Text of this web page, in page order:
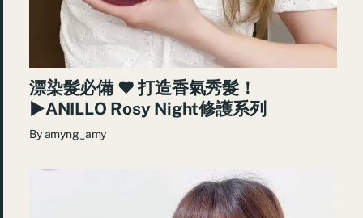
漂染髮必備 ♥ 打造香氣秀髮！
►ANILLO Rosy Night修護系列
Byamyng_amy